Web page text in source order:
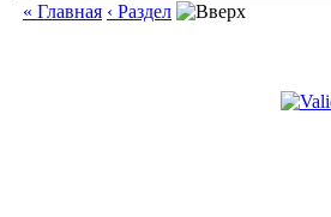
« Главная ‹ Раздел